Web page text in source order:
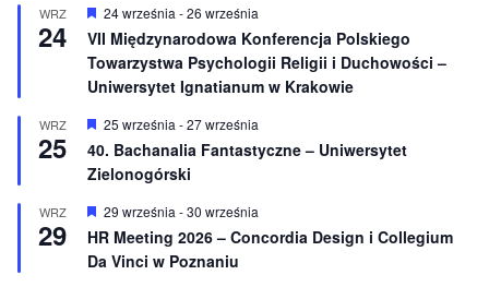
n
i
o
n
e
WRZ
24
W
y
r
ó
ż
n
i
o
n
e
24 września -26 września
VII Międzynarodowa Konferencja Polskiego
Towarzystwa Psychologii Religii i Duchowości –
Uniwersytet Ignatianum w Krakowie
WRZ
25
W
r
ó
n
i
o
n
25 września -27 września
40. Bachanalia Fantastyczne – Uniwersytet
Zielonogórski
WRZ
29
W
y
r
ó
29 września -30 września
HR Meeting 2026 – Concordia Design i Collegium
Da Vinci w Poznaniu